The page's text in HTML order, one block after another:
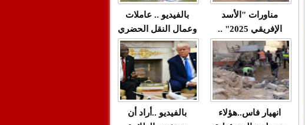
صدى العدالة في
ردهات الم...
بالفيديو .. عاملات
وعمال النقل الحضري
بفاس يعبرون عن
ارتياحهم بعد إنهاء عقد
شركة "سيتي باص"
مناورات "الأسد
الإفريقي 2025" ..
شاهد القاذفة النووية
في تدريب مع ثماني
مقاتلات من نوع F-16
تابعة للقوات الجوية
الملكية المغربية
بالفيديو ..أراد أن
انهيار فاس..هؤلاء